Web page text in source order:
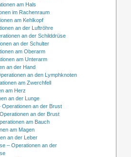
am Hals
im Rachenraum
am Kehlkopf
an der Luftröhre
an der Schilddrüse
an der Schulter
am Oberarm
am Unterarm
an der Hand
an den Lymphknoten
am Zwerchfell
am Herz
an der Lunge
Operationen an der Brust
an der Brust
am Bauch
am Magen
an der Leber
– Operationen an der